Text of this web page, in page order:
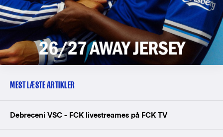
MEST LÆSTE ARTIKLER
Debreceni VSC - FCK livestreames på FCK TV